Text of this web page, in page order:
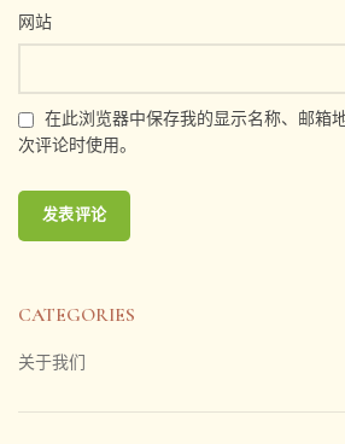
网站
在此浏览器中保存我的显示名称、邮箱
次评论时使用。
CATEGORIES
关于我们